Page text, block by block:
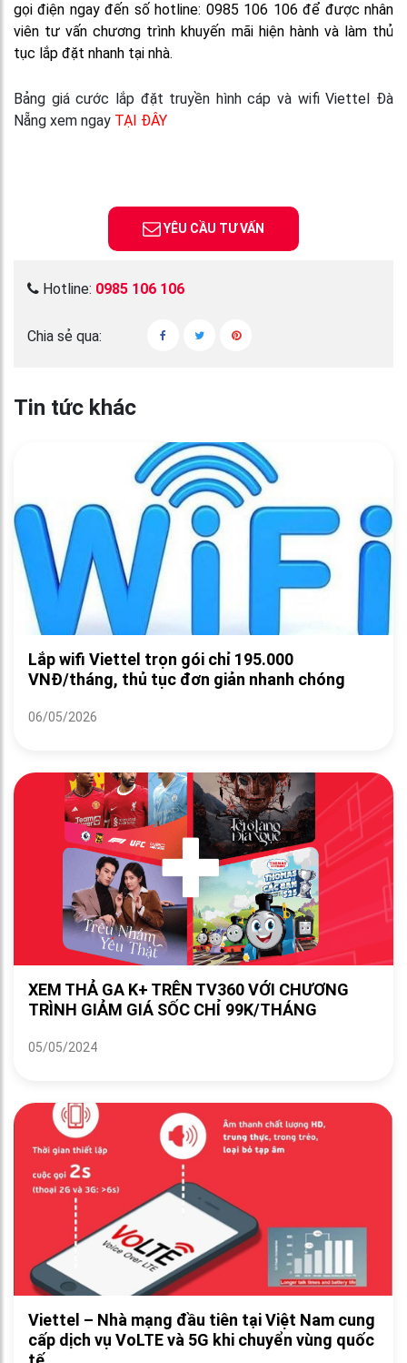
gọi điện ngay đến số hotline: 0985 106 106 để được nhân
viên tư vấn chương trình khuyến mãi hiện hành và làm thủ
tục lắp đặt nhanh tại nhà.
Bảng giá cước lắp đặt truyền hình cáp và wifi Viettel Đà
Nẵng xem ngay TẠI ĐÂY
YÊU CẦU TƯ VẤN
Hotline: 0985 106 106
Chia sẻ qua:
Tin tức khác
Lắp wifi Viettel trọn gói chỉ 195.000
VNĐ/tháng, thủ tục đơn giản nhanh chóng
06/05/2026
XEM THẢ GA K+ TRÊN TV360 VỚI CHƯƠNG
TRÌNH GIẢM GIÁ SỐC CHỈ 99K/THÁNG
05/05/2024
Viettel – Nhà mạng đầu tiên tại Việt Nam cung
cấp dịch vụ VoLTE và 5G khi chuyển vùng quốc